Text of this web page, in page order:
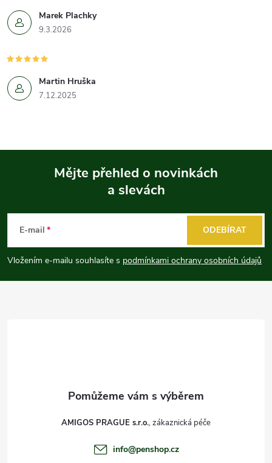
Marek Plachky
9.3.2026
Martin Hruška
7.12.2025
p
a
Mějte přehled o novinkách
a slevách
E-mail
Vložením e-mailu souhlasíte s podmínkami ochrany osobních údajů
ODEBÍRAT
AMIGOS PRAGUE s.r.o.
info@penshop.cz